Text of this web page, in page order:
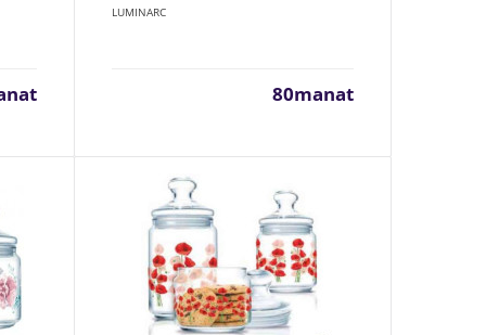
52manat
Availability
В Корзину
Добавь в сравнения
В избранные
LUMINARC
80manat